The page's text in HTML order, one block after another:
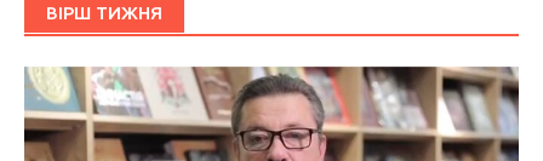
ВІРШ ТИЖНЯ